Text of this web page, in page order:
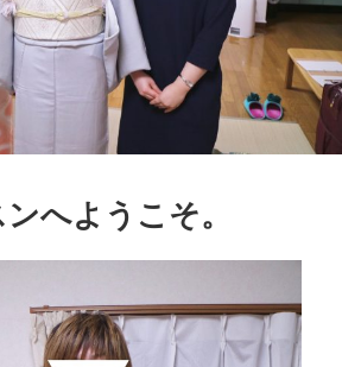
へようこそ。